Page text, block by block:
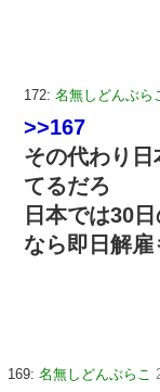
172: 名無しどんぶら
>>167
その代わり
てるだろ
日本では30
なら即日解雇
169: 名無しどんぶらこ